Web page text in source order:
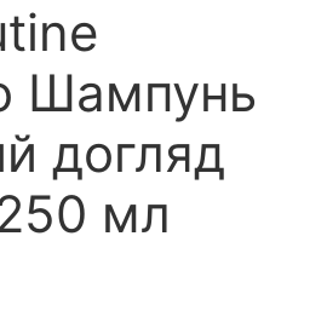
Шампунь
догляд
мл